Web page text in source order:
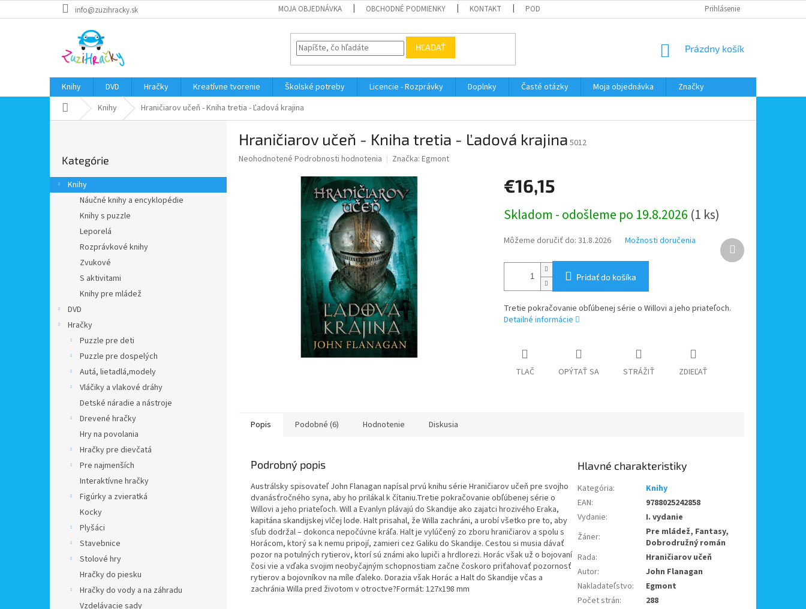
na
info@zuzihracky.sk MOJA OBJEDNÁVKA OBCHODNÉ PODMIENKY KONTAKT PODMIENKY OOÚ ODSTÚPENIE OD ZMLUVY
Prihlásenie
HĽADAŤ
NÁKUPNÝ
Prázdny košík
Knihy DVD Hračky Kreatívne tvorenie Školské potreby Licencie - Rozprávky Doplnky Časté otázky Moja objednávka
Značky
DomovKnihy Hraničiarov učeň - Kniha tretia - Ľadová krajina
ý
p
kategórie
Kategórie
Knihy
Náučné knihy a encyklopédie
Knihy s puzzle
Leporelá
Rozprávkové knihy
Zvukové
S aktivitami
Knihy pre mládež
DVD
Hračky
Puzzle pre deti
Puzzle pre dospelých
Autá, lietadlá,modely
Vláčiky a vlakové dráhy
Detské náradie a nástroje
Drevené hračky
Hry na povolania
Hračky pre dievčatá
Pre najmenších
Interaktívne hračky
Figúrky a zvieratká
Kocky
Plyšáci
Stavebnice
Stolové hry
Hračky do piesku
Hračky do vody a na záhradu
Vzdelávacie sady
Hraničiarov učeň - Kniha tretia - Ľadová krajina 5012
Priemerné
Neohodnotené Podrobnosti hodnotenia Značka: Egmont
€16,15
cena:
Skladom - odošleme po 19.8.2026 (1 ks)
Môžeme doručiť do: 31.8.2026 Možnosti doručenia
Pridať do košíka
Tretie pokračovanie obľúbenej série o Willovi a jeho priateľoch.
Detailné informácie
TLAČ OPÝTAŤ SA STRÁŽIŤ ZDIEĽAŤ
Ďalší
produkt
Popis Podobné (6) Hodnotenie Diskusia
Podrobný popis
Austrálsky spisovateľ John Flanagan napísal prvú knihu série Hraničiarov učeň pre svojho
dvanásťročného syna, aby ho prilákal k čítaniu.Tretie pokračovanie obľúbenej série o
Willovi a jeho priateľoch. Will a Evanlyn plávajú do Skandije ako zajatci hrozivého Eraka,
kapitána skandijskej vlčej lode. Halt prisahal, že Willa zachráni, a urobí všetko pre to, aby
sľub dodržal – dokonca nepočúvne kráľa. Halt je vylúčený zo zboru hraničiarov a spolu s
Horácom, ktorý sa k nemu pripojí, zamieri cez Galiku do Skandije. Cestou si musia dávať
pozor na potulných rytierov, ktorí sú známi ako lupiči a hrdlorezi. Horác však už o bojovaní
čosi vie a vďaka svojim neobyčajným schopnostiam začne čoskoro priťahovať pozornosť
rytierov a bojovníkov na míle ďaleko. Dorazia však Horác a Halt do Skandije včas a
zachránia Willa pred životom v otroctve?Formát: 127x198 mm
Kategória:
Knihy
EAN:
9788025242858
Vydanie:
I. vydanie
Žáner:
Pre mládež, Fantasy,
Dobrodružný román
Rada:
Hraničiarov učeň
Autor:
John Flanagan
Nakladateľstvo:
Egmont
Počet strán: 288